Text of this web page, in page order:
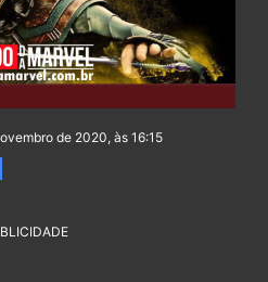
de 2020, às 16:15